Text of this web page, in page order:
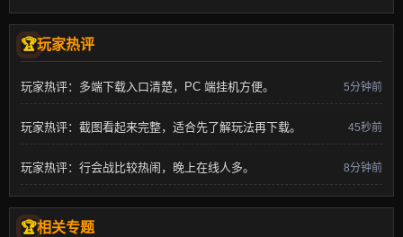
玩家热评
玩家热评：多端下载入口清楚，PC 端挂机方便。 5分钟前
玩家热评：截图看起来完整，适合先了解玩法再下载。 45秒前
玩家热评：行会战比较热闹，晚上在线人多。 8分钟前
相关专题